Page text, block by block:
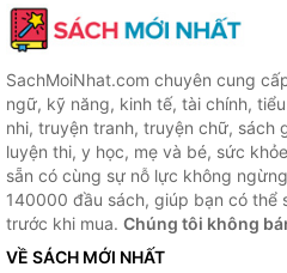
SachMoiNhat.com chuyên cung
ngữ, kỹ năng, kinh tế, tài chính,
nhi, truyện tranh, truyện chữ, sách
luyện thi, y học, mẹ và bé, sức
sẵn có cùng sự nỗ lực không
140000 đầu sách, giúp bạn có thể
trước khi mua. Chúng tôi không
VỀ SÁCH MỚI NHẤT